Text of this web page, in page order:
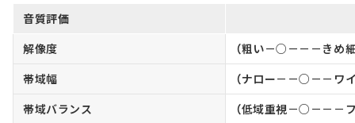
音質評価
解像度
（粗い－○－－－きめ
帯域幅
（ナロー－－○－－ワ
帯域バランス
（低域重視－○－－－